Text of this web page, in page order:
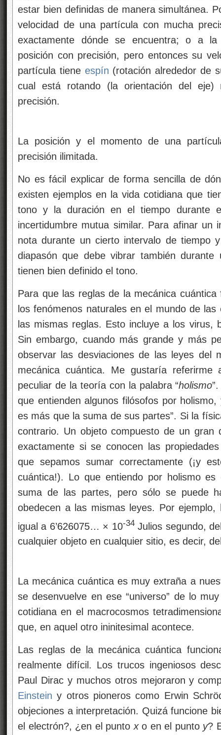
estar bien definidas de manera simultánea.
velocidad de una partícula con mucha
exactamente dónde se encuentra; o a la
posición con precisión, pero entonces su
partícula tiene espín (rotación alrededor de
cual está rotando (la orientación del
precisión.
La posición y el momento de una
precisión ilimitada.
No es fácil explicar de forma sencilla de
existen ejemplos en la vida cotidiana que
tono y la duración en el tiempo durante
incertidumbre mutua similar. Para afinar un
nota durante un cierto intervalo de tiempo
diapasón que debe vibrar también
tienen bien definido el tono.
Para que las reglas de la mecánica
los fenómenos naturales en el mundo de
las mismas reglas. Esto incluye a los virus,
Sin embargo, cuando más grande y más
observar las desviaciones de las leyes del
mecánica cuántica. Me gustaría
peculiar de la teoría con la palabra “holismo
que entienden algunos filósofos por
es más que la suma de sus partes”. Si la
contrario. Un objeto compuesto de un gran
exactamente si se conocen las
que sepamos sumar correctamente (¡y
cuántica!). Lo que entiendo por holismo
suma de las partes, pero sólo se puede
obedecen a las mismas leyes. Por
igual a 6’626075… × 10-34Julios segundo,
cualquier objeto en cualquier sitio, es decir,
La mecánica cuántica es muy extraña a
se desenvuelve en ese “universo” de lo
cotidiana en el macrocosmos
que, en aquel otro ininitesimal acontece.
Las reglas de la mecánica cuántica
realmente difícil. Los trucos ingeniosos
Paul Dirac y muchos otros mejoraron y
Einstein y otros pioneros como Erwin
objeciones a interpretación. Quizá funcione
el electrón?, ¿en el punto xo en el punto y?